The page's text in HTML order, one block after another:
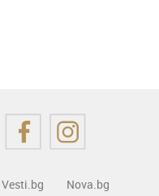
Vesti.bg
Nova.bg